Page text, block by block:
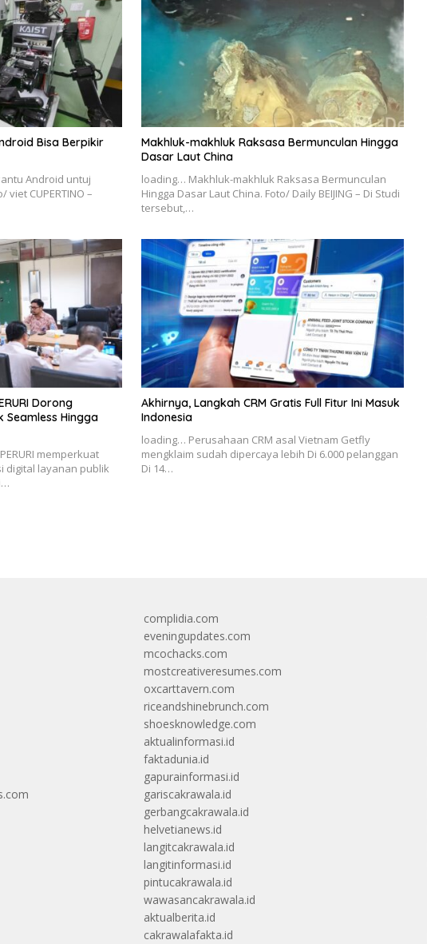
Bisa Berpikir
Android untuj
CUPERTINO –
Makhluk-makhluk Raksasa Bermunculan Hingga
Dasar Laut China
loading… Makhluk-makhluk Raksasa Bermunculan
Hingga Dasar Laut China. Foto/ Daily BEIJING – Di Studi
tersebut,…
Dorong
Seamless Hingga
memperkuat
digital layanan publik
Akhirnya, Langkah CRM Gratis Full Fitur Ini Masuk
Indonesia
loading… Perusahaan CRM asal Vietnam Getfly
mengklaim sudah dipercaya lebih Di 6.000 pelanggan
Di 14…
complidia.com
eveningupdates.com
mcochacks.com
mostcreativeresumes.com
oxcarttavern.com
riceandshinebrunch.com
shoesknowledge.com
aktualinformasi.id
faktadunia.id
gapurainformasi.id
gariscakrawala.id
gerbangcakrawala.id
helvetianews.id
langitcakrawala.id
langitinformasi.id
pintucakrawala.id
wawasancakrawala.id
aktualberita.id
cakrawalafakta.id